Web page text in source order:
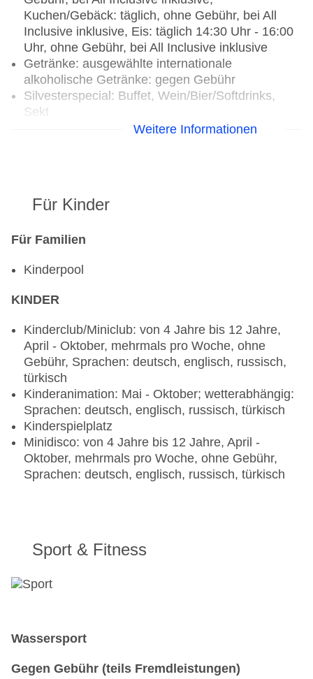
Kuchen/Gebäck: täglich, ohne Gebühr, bei All
Inclusive inklusive, Eis: täglich 14:30 Uhr - 16:00
Uhr, ohne Gebühr, bei All Inclusive inklusive
Getränke: ausgewählte internationale
alkoholische Getränke: gegen Gebühr
Silvesterspecial: Buffet, Wein/Bier/Softdrinks,
Sekt
Mai - Oktober, mehrmals pro Woche 19:00 Uhr -
Spezialitätenrestaurant „Turkish A La Carte“:
Reservierung notwendig, pro Person ca. 5 EUR,
21:00 Uhr
Poolbar Outdoor „Pool Bar“: Januar - Dezember;
wetterabhängig, 10:00 Uhr - 00:00 Uhr
Lobbybar „Lobby Bar“: Januar - Dezember, 10:00
Uhr - 00:00 Uhr
Snack Bar: Januar - Dezember; wetterabhängig,
10:00 Uhr - 17:00 Uhr
Strandbar: April - Oktober; wetterabhängig, 10:00
Uhr - 17:00 Uhr
Weitere Informationen
Für Kinder
Für Familien
Kinderpool
KINDER
Kinderclub/Miniclub: von 4 Jahre bis 12 Jahre,
April - Oktober, mehrmals pro Woche, ohne
Gebühr, Sprachen: deutsch, englisch, russisch,
türkisch
Kinderanimation: Mai - Oktober; wetterabhängig:
Sprachen: deutsch, englisch, russisch, türkisch
Kinderspielplatz
Minidisco: von 4 Jahre bis 12 Jahre, April -
Oktober, mehrmals pro Woche, ohne Gebühr,
Sprachen: deutsch, englisch, russisch, türkisch
Sport & Fitness
Wassersport
Gegen Gebühr (teils Fremdleistungen)